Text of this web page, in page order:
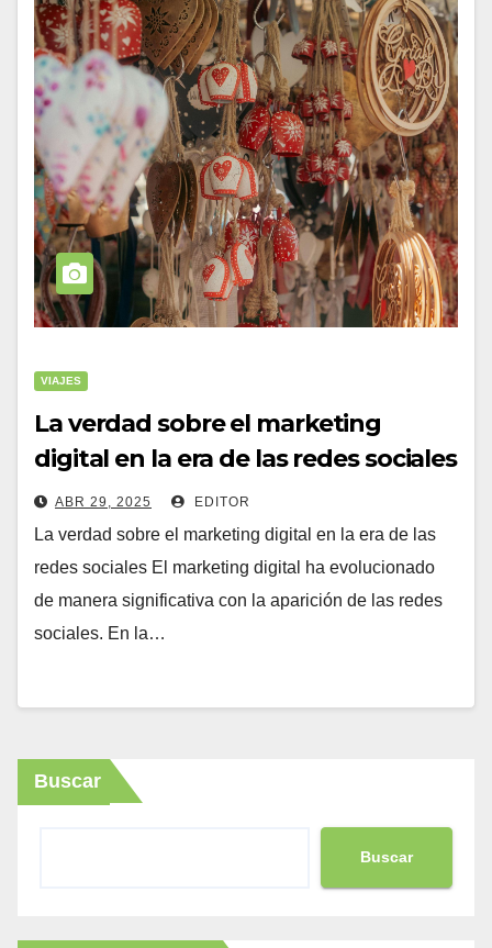
VIAJES
La verdad sobre el marketing
digital en la era de las redes sociales
(verdad
ABR 29, 2025 EDITOR
La verdad sobre el marketing digital en la era de las
redes sociales El marketing digital ha evolucionado
de manera significativa con la aparición de las redes
sociales. En la…
Buscar
Buscar